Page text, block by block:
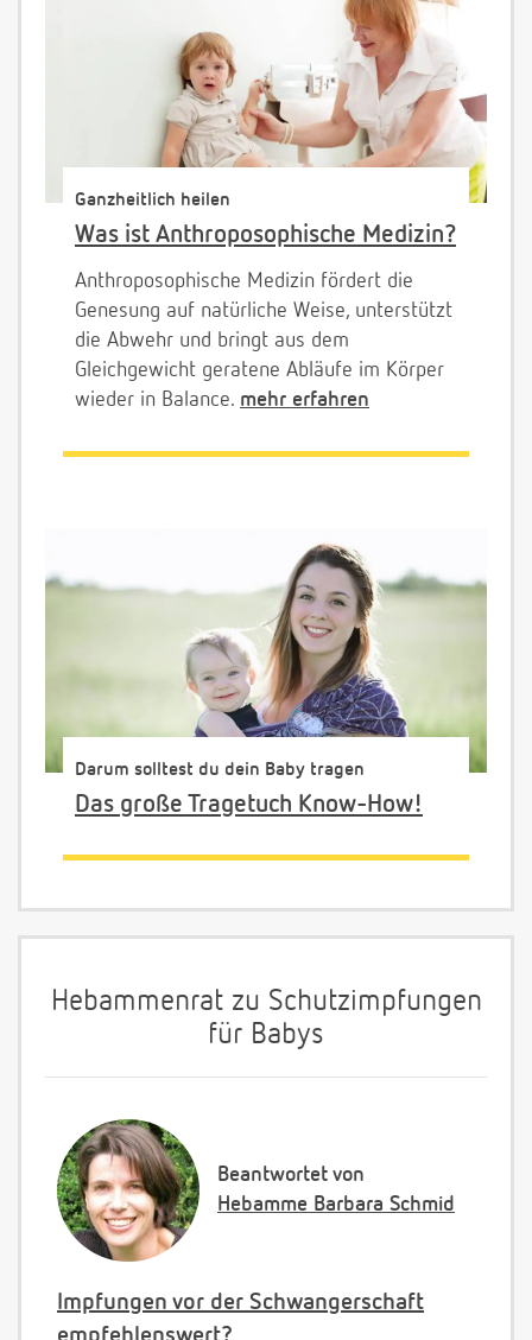
Ganzheitlich heilen
Was ist Anthroposophische Medizin?
Anthroposophische Medizin fördert die
Genesung auf natürliche Weise, unterstützt
die Abwehr und bringt aus dem
Gleichgewicht geratene Abläufe im Körper
wieder in Balance. mehr erfahren
Darum solltest du dein Baby tragen
Das große Tragetuch Know-How!
Hebammenrat zu Schutzimpfungen
für Babys
Beantwortet von
Hebamme Barbara Schmid
Impfungen vor der Schwangerschaft